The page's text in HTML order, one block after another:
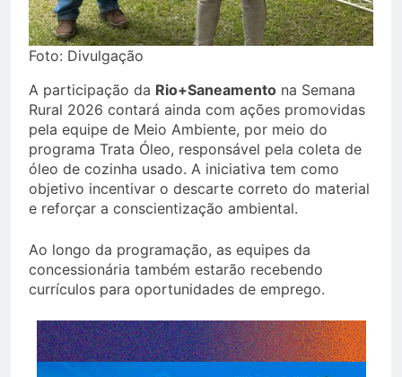
Foto: Divulgação
A participação da Rio+Saneamento na Semana
Rural 2026 contará ainda com ações promovidas
pela equipe de Meio Ambiente, por meio do
programa Trata Óleo, responsável pela coleta de
óleo de cozinha usado. A iniciativa tem como
objetivo incentivar o descarte correto do material
e reforçar a conscientização ambiental.
Ao longo da programação, as equipes da
concessionária também estarão recebendo
currículos para oportunidades de emprego.